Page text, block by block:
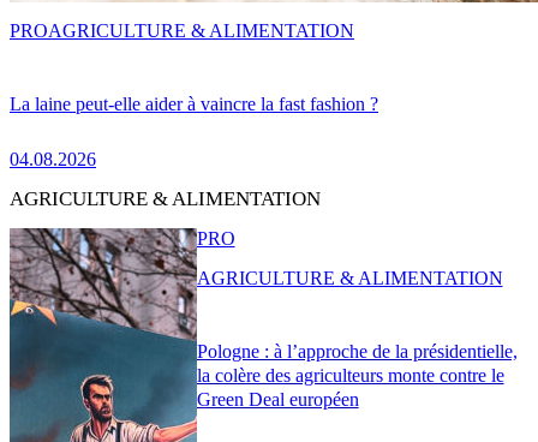
La laine peut-elle aider à vaincre la fast fashion ?
04.08.2026
PROAGRICULTURE & ALIMENTATION
AGRICULTURE & ALIMENTATION
Pologne : à l’approche de la présidentielle,
la colère des agriculteurs monte contre le
Green Deal européen
PRO
AGRICULTURE & ALIMENTATION